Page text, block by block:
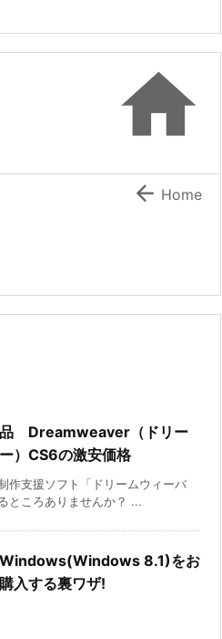

 Home
品 Dreamweaver（ドリー
）CS6の激安価格
作支援ソフト「ドリームウィーバ
ところありませんか？ ...
8.1)をお
入する裏ワザ!